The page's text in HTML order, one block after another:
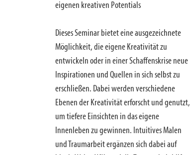
eigenen kreativen Potentials
Dieses Seminar bietet eine ausgezeichnete
Möglichkeit, die eigene Kreativität zu
entwickeln oder in einer Schaffenskrise neue
Inspirationen und Quellen in sich selbst zu
erschließen. Dabei werden verschiedene
Ebenen der Kreativität erforscht und genutzt,
um tiefere Einsichten in das eigene
Innenleben zu gewinnen. Intuitives Malen
und Traumarbeit ergänzen sich dabei auf